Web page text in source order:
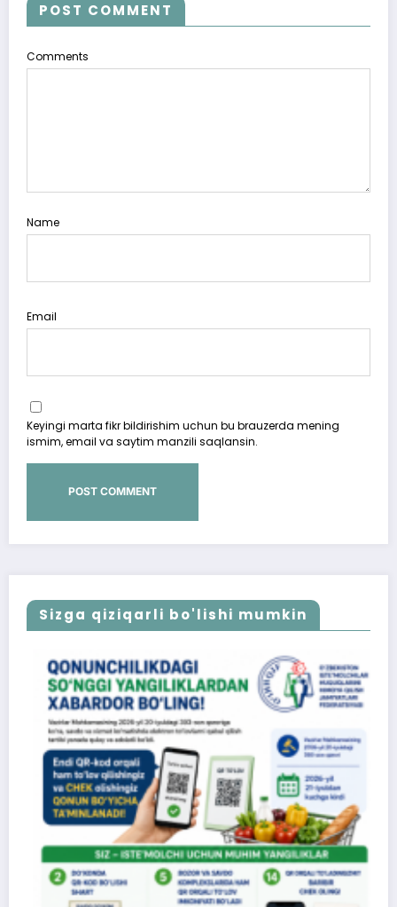
POST COMMENT
Comments
Name
Email
Keyingi marta fikr bildirishim uchun bu brauzerda mening
ismim, email va saytim manzili saqlansin.
Sizga qiziqarli bo'lishi mumkin